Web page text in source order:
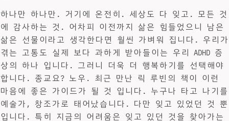
하나만 하나만. 거기에 온전히. 세상도 다 잊고. 모든 것
에 감사하는 것. 어차피 이전까지 삶은 힘들었으니 남은
삶은 선물이라고 생각한다면 훨씬 가벼워 집니다. 우리가
겪는 고통도 실제 보다 과하게 받아들이는 우리 ADHD 증
상의 하나 입니다. 그러니 더욱 더 행복하기를 선택해야
합니다. 종교요? 노우. 최근 만난 릭 루빈의 책이 이런
마음에 좋은 가이드가 될 것 입니다. 누구나 타고 나기를
예술가, 창조가로 태어났습니다. 다만 잊고 있었던 것 뿐
입니다. 특히 지금의 어려움은 잊고 있던 것을 찾아가는